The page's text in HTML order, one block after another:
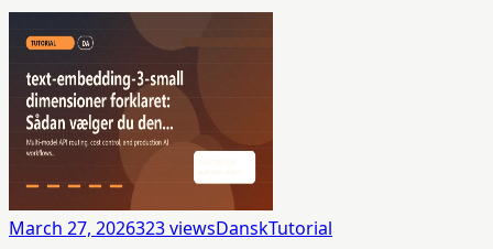
March 27, 2026323viewsDanskTutorial